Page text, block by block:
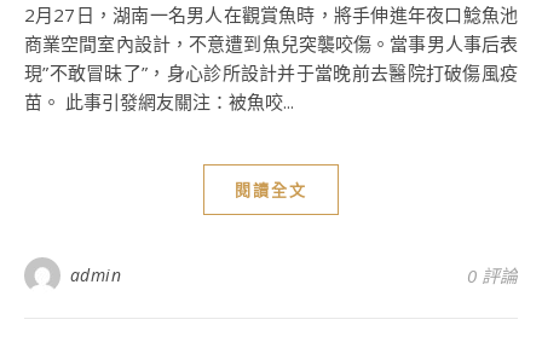
2月27日，湖南一名男人在觀賞魚時，將手伸進年夜口鯰魚池
商業空間室內設計，不意遭到魚兒突襲咬傷。當事男人事后表
現”不敢冒昧了”，身心診所設計并于當晚前去醫院打破傷風疫
苗。 此事引發網友關注：被魚咬...
閱讀全文
admin 0 評論